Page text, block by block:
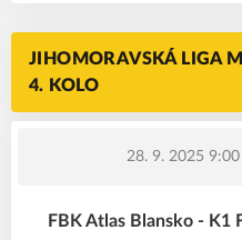
JIHOMORAVSKÁ LIGA
4. KOLO
28. 9. 2025 9:00
FBK Atlas Blansko - K1